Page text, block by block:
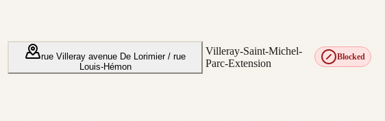
rue Villeray avenue De Lorimier / rue
Louis-Hémon
Villeray-Saint-Michel-
Parc-Extension
Blocked